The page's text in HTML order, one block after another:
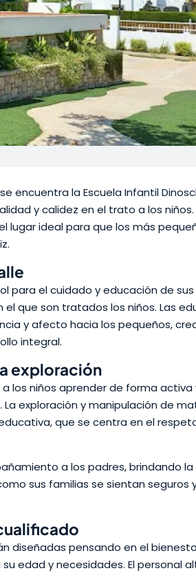
encuentra la Escuela Infantil
y calidez en el trato a los niños.
lugar ideal para que los más
para el cuidado y educación de sus
que son tratados los niños. Las
y afecto hacia los pequeños,
integral.
exploración
los niños aprender de forma activa
exploración y manipulación de
que se centra en el
a los padres, brindando la
sus familias se sientan seguros
diseñadas pensando en el
edad y necesidades. El personal